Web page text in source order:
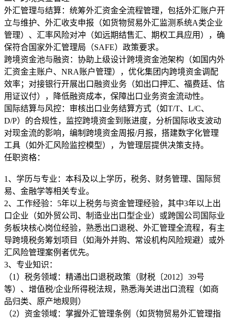
外汇管理与结算：统筹外汇资金全流程管理，包括外汇账户开
立与维护、外汇收支申报（如货物贸易外汇监测系统A类企业
管理）、汇率风险对冲（如远期结售汇、期权工具应用），确
保符合国家外汇管理局（SAFE）政策要求。
跨境资金池与融资：协助上级设计跨境资金池架构（如国内外
汇资金主账户、NRA账户管理），优化集团内跨境资金调配
效率；对接银行开展出口融资业务（如出口押汇、福费廷、信
用证议付），降低融资成本，保障出口业务资金流动性。
国际结算与风控：审核出口业务结算方式（如T/T、L/C、
D/P）的合规性，监控跨境资金到账进度，分析国际收支波动
对现金流的影响，编制跨境资金周报/月报，搭建数字化管理
任职资格：
1、学历与专业：本科及以上学历，税务、财务管理、国际贸
易、金融学等相关专业。
2、工作经验：5年以上税务与资金管理经验，其中3年以上出
口企业（如外贸公司、制造业出口型企业）或跨国公司国际业
务板块核心岗位经验，熟悉出口退税、外汇管理全流程，有主
导跨境税务筹划项目（如海外并购、常设机构风险规避）或外
汇风险管理案例者优先。
3、专业知识：
（1）税务领域：精通出口退税政策（财税〔2012〕39号
等）、增值税/企业所得税法规，熟悉海关进出口流程（如商
品归类、原产地规则）
（2）资金领域：掌握外汇管理条例（如货物贸易外汇管理指